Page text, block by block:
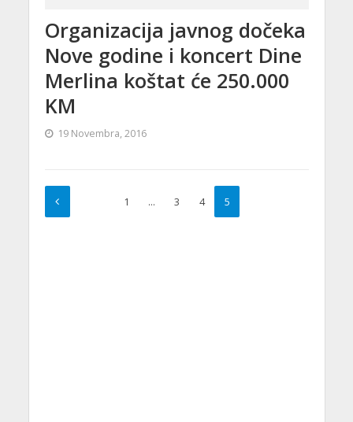
Organizacija javnog dočeka
Nove godine i koncert Dine
Merlina koštat će 250.000
KM
19 Novembra, 2016
1 … 3 4 5